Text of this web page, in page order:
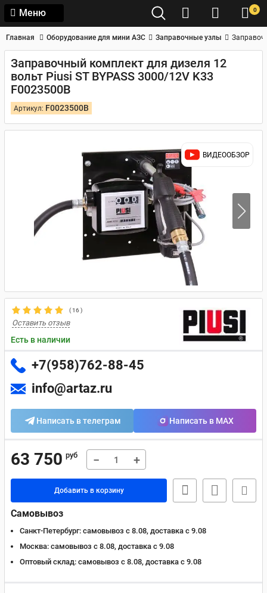
Меню 0
Главная Оборудование для мини АЗС Заправочные узлы
Заправочный комплект для дизеля 12
вольт Piusi ST BYPASS 3000/12V K33
F0023500B
Артикул: F0023500B
ВИДЕООБЗОР
(16)
Оставить отзыв
Есть в наличии
+7(958)762-88-45
info@artaz.ru
Написать в телеграм Написать в MAX
63 750 руб − +
Добавить в корзину
Самовывоз
Санкт-Петербург: самовывоз с 8.08, доставка c 9.08
Москва: самовывоз с 8.08, доставка c 9.08
Оптовый склад: самовывоз с 8.08, доставка c 9.08